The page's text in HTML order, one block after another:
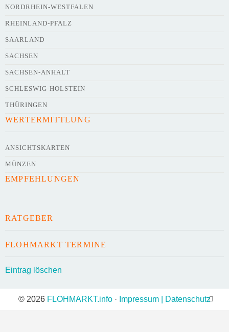
Kurze Beschreibung des Flohmarkts
Kontaktdaten des Veranstalters
Telefonnummer
AGB`s
ABSENDEN
NORDRHEIN-WESTFALEN
RHEINLAND-PFALZ
SAARLAND
SACHSEN
SACHSEN-ANHALT
SCHLESWIG-HOLSTEIN
THÜRINGEN
WERTERMITTLUNG
ANSICHTSKARTEN
MÜNZEN
EMPFEHLUNGEN
RATGEBER
FLOHMARKT TERMINE
Eintrag löschen
© 2026 FLOHMARKT.info · Impressum | Datenschutz